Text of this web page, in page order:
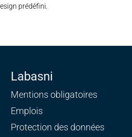
prédéfini.
Labasni
Mentions obligatoires
Emplois
Protection des données